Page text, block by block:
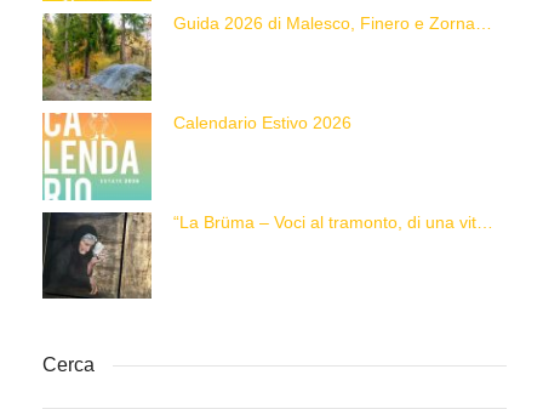
Calendario Estivo 2026
Cerca